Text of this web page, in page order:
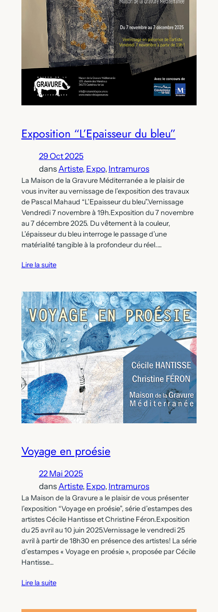
Exposition “L’Epaisseur du bleu”
29 Oct 2025
dans Artiste, Expo, Intramuros
La Maison de la Gravure Méditerranée a le plaisir de
vous inviter au vernissage de l’exposition des travaux
de Pascal Mahaud “L’Epaisseur du bleu”.Vernissage
Vendredi 7 novembre à 19h.Exposition du 7 novembre
au 7 décembre 2025. Du vêtement à la couleur,
L’épaisseur du bleu interroge le passage d’une
matérialité tangible à la profondeur du réel.…
Lire la suite
Voyage en proésie
22 Mai 2025
dansArtiste, Expo, Intramuros
La Maison de la Gravure a le plaisir de vous présenter
l’exposition “Voyage en proésie”, série d’estampes des
artistes Cécile Hantisse et Christine Féron.Exposition
du 25 avril au 10 juin 2025.Vernissage le vendredi 25
avril à partir de 18h30 en présence des artistes! La série
d’estampes « Voyage en proésie », proposée par Cécile
Hantisse…
Lire la suite